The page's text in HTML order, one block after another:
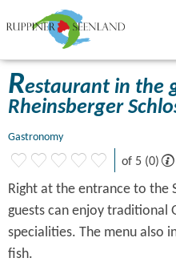
Restaurant in the
Rheinsberger
Gastronomy
of 5 (0)
Right at the entrance to the
guests can enjoy traditional
specialities. The menu also
fish.